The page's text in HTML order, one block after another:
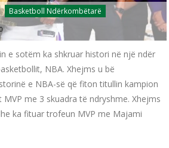
Basketboll Ndërkombëtarë
0
e sotëm ka shkruar histori në një ndër
NBA. Xhejms u bë
e NBA-së që fiton titullin kampion
me 3 skuadra të ndryshme. Xhejms
ka fituar trofeun MVP me Majami